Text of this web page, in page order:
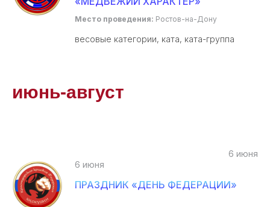
Место проведения: Ростов-на-Дону
весовые категории, ката, ката-группа
июнь-август
6 июня
6 июня
ПРАЗДНИК «ДЕНЬ ФЕДЕРАЦИИ»